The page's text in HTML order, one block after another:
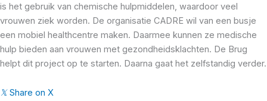
is het gebruik van chemische hulpmiddelen, waardoor veel
vrouwen ziek worden. De organisatie CADRE wil van een busje
een mobiel healthcentre maken. Daarmee kunnen ze medische
hulp bieden aan vrouwen met gezondheidsklachten. De Brug
helpt dit project op te starten. Daarna gaat het zelfstandig verder.
𝕏 Share on X